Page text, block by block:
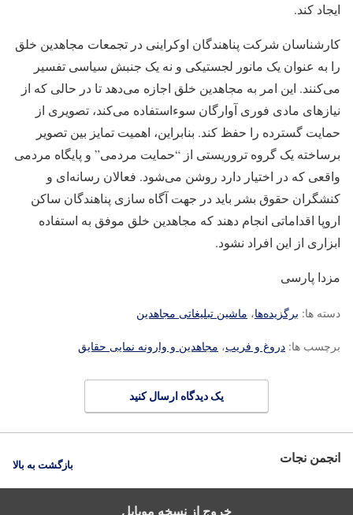
ایجاد کند.
کارشناسان شرکت پناهندگان اوکراینی در تجمعات مجاهدین خلق
را به عنوان یک مانور لجستیکی و نه یک جنبش سیاسی تفسیر
می‌کنند. این امر به مجاهدین خلق اجازه می‌دهد تا در حالی که از
نیازهای مادی فوری آوارگان سوءاستفاده می‌کند، تصویری از
حمایت گسترده را حفظ کند. بنابراین، اهمیت تمایز بین تصویر
برساخته یک گروه تروریستی از “حمایت مردمی” و پایگاه مردمی
واقعی که در اختیار دارد روشن می‌شود. فعالان رسانه‌ای و
کنشگران حقوق بشر باید در جهت آگاه سازی پناهندگان ساکن
اروپا اقداماتی انجام دهند که مجاهدین خلق موفق به استفاده
ابزاری از این افراد نشود.
مزدا پارسی
دسته ها: برگزیده‌ها، ماشین تبلیغاتی مجاهدین
برچسب ها: دروغ و فریب، مجاهدین و وارونه نمایی حقایق
یک دیدگاه ارسال کنید
انجمن نجات بازگشت به بالا
خروج از نسخه موبایل